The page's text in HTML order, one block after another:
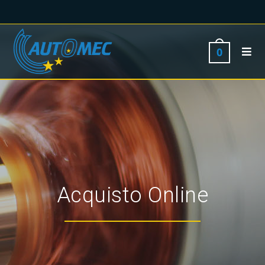
0
Acquisto Online